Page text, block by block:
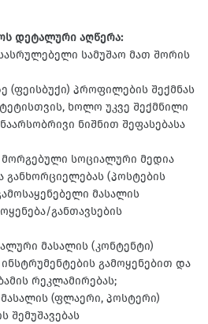
დეტალური აღწერა:
სამუშაო მათ შორის
(ფეისბუქი) პროფილების შექმნას
ხოლო უკვე შექმნილი
ნიშნით შეფასებასა
მორგებული სოციალური მედია
განხორციელებას (პოსტების
მასალის
განთავსების
მასალის (კონტენტი)
გამოყენებით და
რეკლამირებას;
(ფლაერი, პოსტერი)
შემუშავებას